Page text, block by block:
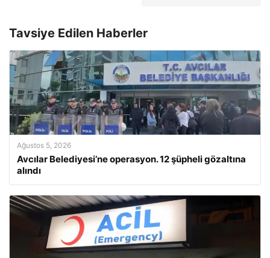
Tavsiye Edilen Haberler
Ağustos 5, 2026
Avcılar Belediyesi’ne operasyon. 12 şüpheli gözaltına
alındı